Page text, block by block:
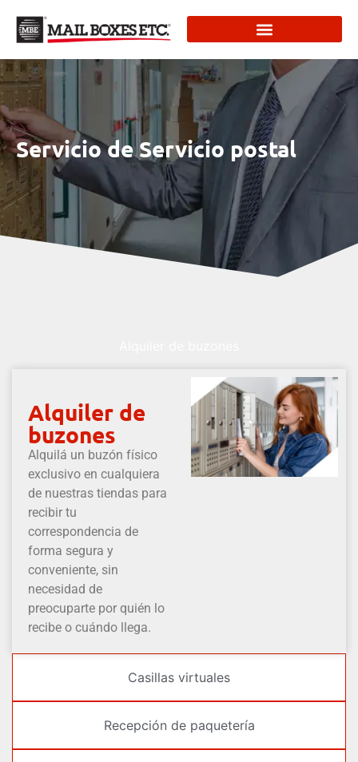
Servicio de Servicio postal
Casillas virtuales
Recepción de paquetería
Alquiler de
buzones
Alquilá un buzón físico
exclusivo en cualquiera
de nuestras tiendas para
recibir tu
correspondencia de
forma segura y
conveniente, sin
necesidad de
preocuparte por quién lo
recibe o cuándo llega.